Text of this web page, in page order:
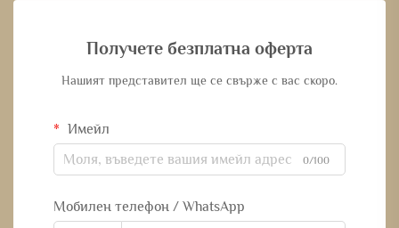
Получете безплатна оферта
Нашият представител ще се свърже с вас скоро.
Имейл
0/100
Мобилен телефон / WhatsApp